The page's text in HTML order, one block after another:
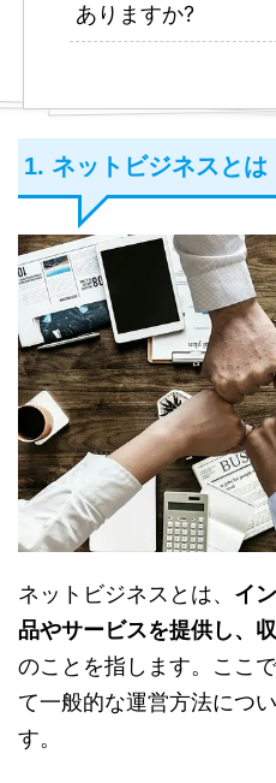
ありますか?
1. ネットビジネスとは
ネットビジネスとは、 イ
品やサービスを提供し、
のことを指します。ここ
て一般的な運営方法につ
す。